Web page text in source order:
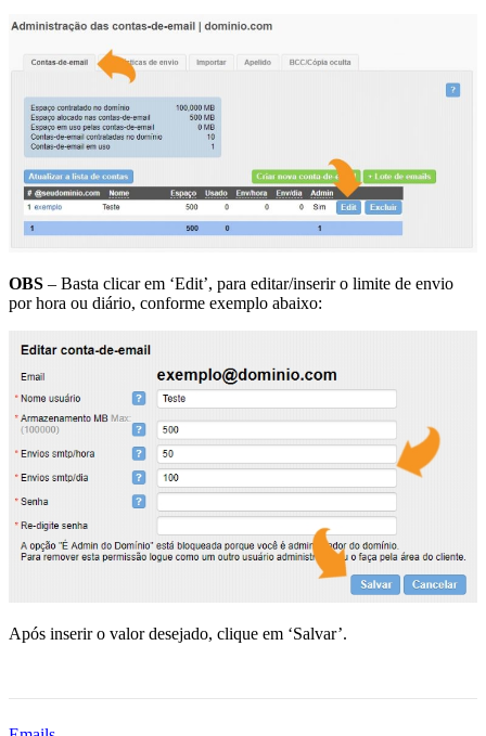
OBS – Basta clicar em ‘Edit’, para editar/inserir o limite de envio
por hora ou diário, conforme exemplo abaixo:
Após inserir o valor desejado, clique em ‘Salvar’.